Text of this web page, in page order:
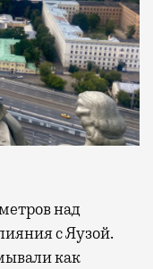
с Яузой.
как